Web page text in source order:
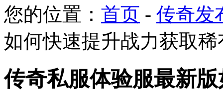
您的位置： 首页 - 传奇发
如何快速提升战力获取
传奇私服体验服最新